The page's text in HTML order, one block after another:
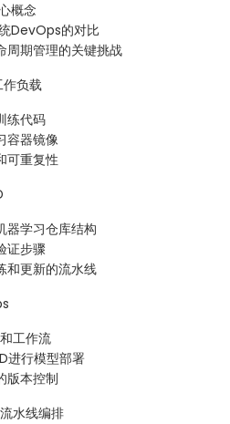
概念
DevOps的对比
周期管理的关键挑战
负载
练代码
容器镜像
可重复性
器学习仓库结构
证步骤
和更新的流水线
工作流
进行模型部署
版本控制
水线编排